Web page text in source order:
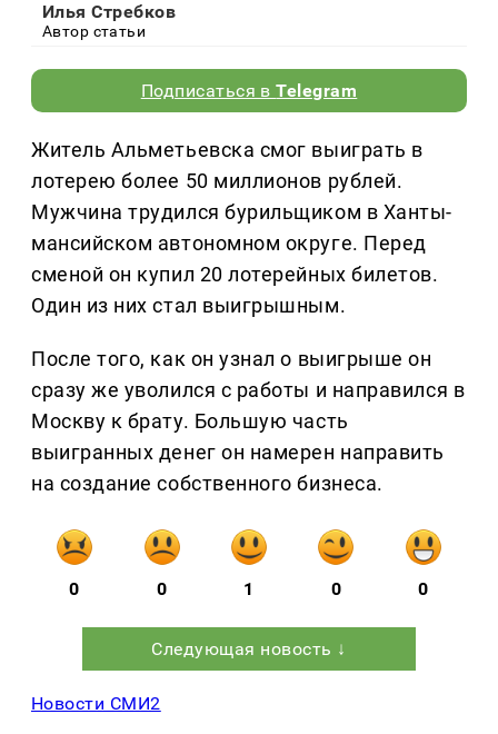
Илья Стребков
Автор статьи
Подписаться вTelegram
Житель Альметьевска смог выиграть в
лотерею более 50 миллионов рублей.
Мужчина трудился бурильщиком в Ханты-
мансийском автономном округе. Перед
сменой он купил 20 лотерейных билетов.
Один из них стал выигрышным.
После того, как он узнал о выигрыше он
сразу же уволился с работы и направился в
Москву к брату. Большую часть
выигранных денег он намерен направить
на создание собственного бизнеса.
0 0 1 0 0
Следующая новость ↓
Новости СМИ2